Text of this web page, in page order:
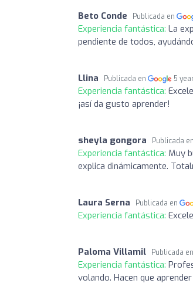
Beto Conde Publicada en
Experiencia fantástica: La
pendiente de todos,
Llina Publicada en 5
Experiencia fantástica:
¡así da gusto aprender!
sheyla gongora Publicada en
Experiencia fantástica: Muy
explica dinámicamente.
Laura Serna Publicada en
Experiencia fantástica:
Paloma Villamil Publicada en
Experiencia fantástica:
volando. Hacen que